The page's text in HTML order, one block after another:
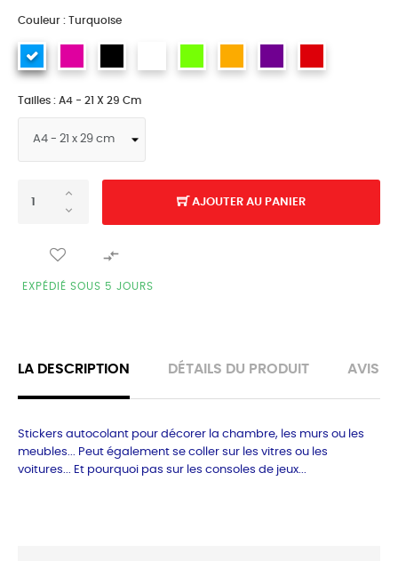
Couleur : Turquoise
Tailles : A4 - 21 X 29 Cm
AJOUTER AU PANIER

EXPÉDIÉ SOUS 5 JOURS
LA DESCRIPTION DÉTAILS DU PRODUIT AVIS
Stickers autocolant pour décorer la chambre, les murs ou les
meubles... Peut également se coller sur les vitres ou les
voitures... Et pourquoi pas sur les consoles de jeux...